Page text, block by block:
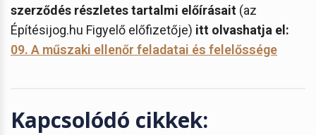
szerződés részletes tartalmi előírásait (az
Építésijog.hu Figyelő előfizetője) itt olvashatja el:
09. A műszaki ellenőr feladatai és felelőssége
Kapcsolódó cikkek: